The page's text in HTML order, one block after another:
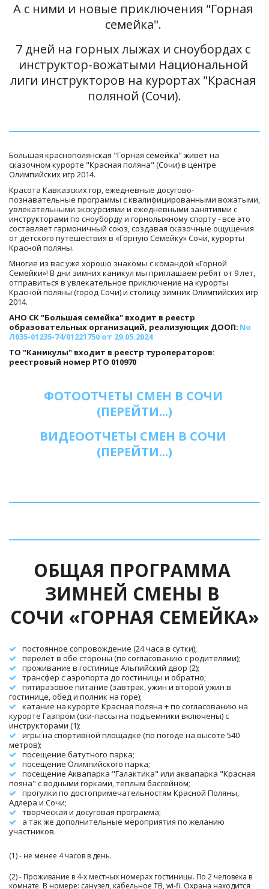
Обучение принципам и
правилам катания в
больших горах
Ежедневные занятия с
инструкторами
Национальной лиги
инструкторов
Посещение аквапарка
А с ними и новые приключения "Горная
семейка".
7 дней на горных лыжах и сноубордах с
инструктор-вожатыми Национальной
лиги инструкторов на курортах "Красная
поляной (Сочи).
Большая краснополянская "Горная семейка" живет на
сказочном курорте "Красная поляна" (Сочи) в центре
Олимпийских игр 2014.
Красота Кавказских гор, ежедневные досугово-
познавательные программы с квалифицированными вожатыми,
увлекательными экскурсиями и ежедневными занятиями с
инструкторами по сноуборду и горнолыжному спорту - все это
составляет гармоничный союз, создавая сказочные ощущения
от детского путешествия в «Горную Семейку» Сочи, курорты
Красной поляны.
Многие из вас уже хорошо знакомы с командой «Горной
Семейки»! В дни зимних каникул мы приглашаем ребят от 9 лет,
отправиться в увлекательное приключение на курорты
Красной поляны (город Сочи) и столицу зимних Олимпийских игр
2014.
АНО СК "Большая семейка" входит в реестр
образовательных организаций, реализующих ДООП: No
Л035-01235-74/01221750 от 29.05.2024
ТО "Каникулы" входит в реестр туроператоров:
реестровый номер РТО 010970
ФОТООТЧЕТЫ СМЕН В СОЧИ
(ПЕРЕЙТИ...)
ВИДЕООТЧЕТЫ СМЕН В СОЧИ
(ПЕРЕЙТИ...)
ОБЩАЯ ПРОГРАММА
ЗИМНЕЙ СМЕНЫ В
СОЧИ «ГОРНАЯ СЕМЕЙКА»
постоянное сопровождение (24 часа в сутки);
перелет в обе стороны (по согласованию с родителями);
проживание в гостинице Альпийский двор (2);
трансфер с аэропорта до гостиницы и обратно;
пятиразовое питание (завтрак, ужин и второй ужин в
гостинице, обед и полник на горе);
катание на курорте Красная поляна + по согласованию на
курорте Газпром (ски-пассы на подъемники включены) с
инструкторами (1);
игры на спортивной площадке (по погоде на высоте 540
метров);
посещение батутного парка;
посещение Олимпийского парка;
посещение Аквапарка "Галактика" или аквапарка "Красная
пояна" с водными горками, теплым бассейном;
прогулки по достопримечательностям Красной Поляны,
Адлера и Сочи;
творческая и досуговая программа;
а так же дополнительные мероприятия по желанию
участников.
(1) - не менее 4 часов в день.
(2) - Проживание в 4-х местных номерах гостиницы. По 2 человека в
комнате. В номере: санузел, кабельное ТВ, wi-fi. Охрана находится